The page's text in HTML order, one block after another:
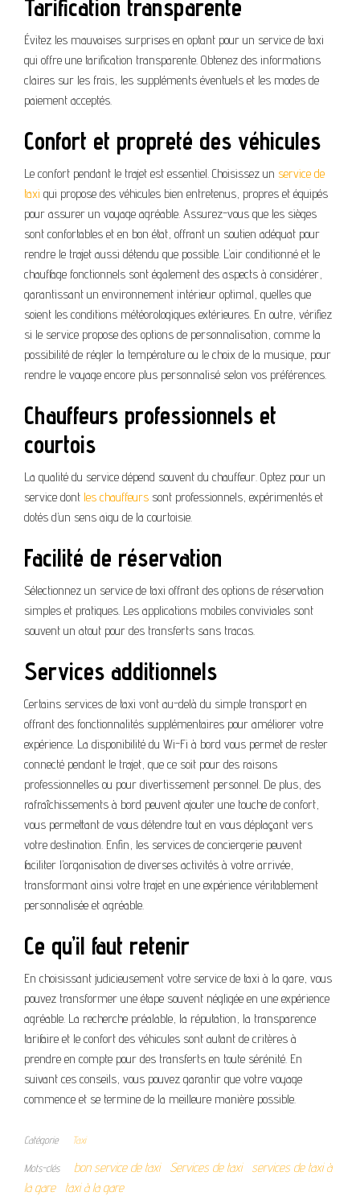
Tarification transparente
Évitez les mauvaises surprises en optant pour un service de taxi
qui offre une tarification transparente. Obtenez des informations
claires sur les frais, les suppléments éventuels et les modes de
paiement acceptés.
Confort et propreté des véhicules
Le confort pendant le trajet est essentiel. Choisissez un service de
taxi qui propose des véhicules bien entretenus, propres et équipés
pour assurer un voyage agréable. Assurez-vous que les sièges
sont confortables et en bon état, offrant un soutien adéquat pour
rendre le trajet aussi détendu que possible. L’air conditionné et le
chauffage fonctionnels sont également des aspects à considérer,
garantissant un environnement intérieur optimal, quelles que
soient les conditions météorologiques extérieures. En outre, vérifiez
si le service propose des options de personnalisation, comme la
possibilité de régler la température ou le choix de la musique, pour
rendre le voyage encore plus personnalisé selon vos préférences.
Chauffeurs professionnels et
courtois
La qualité du service dépend souvent du chauffeur. Optez pour un
service dont les chauffeurs sont professionnels, expérimentés et
dotés d’un sens aigu de la courtoisie.
Facilité de réservation
Sélectionnez un service de taxi offrant des options de réservation
simples et pratiques. Les applications mobiles conviviales sont
souvent un atout pour des transferts sans tracas.
Services additionnels
Certains services de taxi vont au-delà du simple transport en
offrant des fonctionnalités supplémentaires pour améliorer votre
expérience. La disponibilité du Wi-Fi à bord vous permet de rester
connecté pendant le trajet, que ce soit pour des raisons
professionnelles ou pour divertissement personnel. De plus, des
rafraîchissements à bord peuvent ajouter une touche de confort,
vous permettant de vous détendre tout en vous déplaçant vers
votre destination. Enfin, les services de conciergerie peuvent
faciliter l’organisation de diverses activités à votre arrivée,
transformant ainsi votre trajet en une expérience véritablement
personnalisée et agréable.
Ce qu’il faut retenir
En choisissant judicieusement votre service de taxi à la gare, vous
pouvez transformer une étape souvent négligée en une expérience
agréable. La recherche préalable, la réputation, la transparence
tarifaire et le confort des véhicules sont autant de critères à
prendre en compte pour des transferts en toute sérénité. En
suivant ces conseils, vous pouvez garantir que votre voyage
commence et se termine de la meilleure manière possible.
Catégorie Taxi
Mots-clés bon service de taxi Services de taxi
services de taxi à
la gare
taxi à la gare